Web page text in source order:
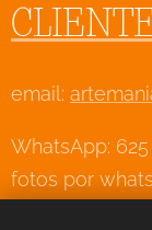
email:
WhatsApp:
fotos por